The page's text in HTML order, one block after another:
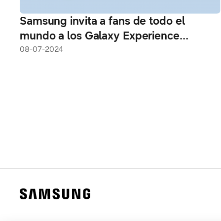
Samsung invita a fans de todo el
mundo a los Galaxy Experience
Spaces, que muestran el próximo
08-07-2024